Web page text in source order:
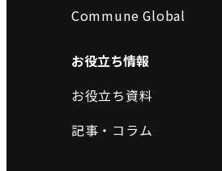
Commune Global
お役立ち情報
お役立ち資料
記事・コラム